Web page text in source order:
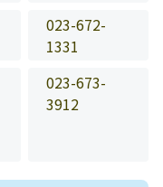
023-672-
1331
023-673-
3912